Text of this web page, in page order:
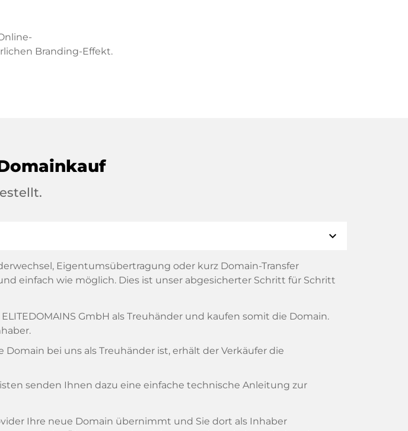
Branding-Effekt.
expand_more
Eigentumsübertragung oder kurz Domain-Transfer
einfach wie möglich. Dies ist unser abgesicherter Schritt für Schritt
GmbH als Treuhänder und kaufen somit die Domain.
bei uns als Treuhänder ist, erhält der Verkäufer die
senden Ihnen dazu eine einfache technische Anleitung zur
Ihre neue Domain übernimmt und Sie dort als Inhaber